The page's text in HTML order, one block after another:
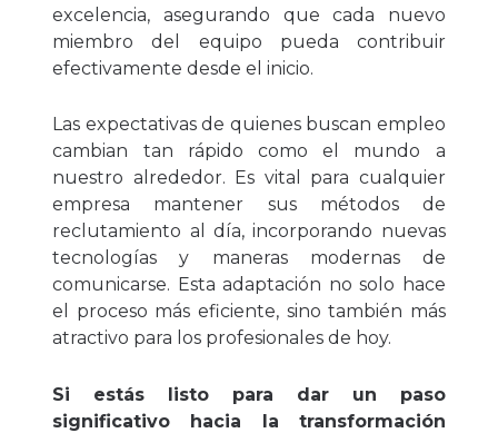
excelencia, asegurando que cada nuevo
miembro del equipo pueda contribuir
efectivamente desde el inicio.
Las expectativas de quienes buscan empleo
cambian tan rápido como el mundo a
nuestro alrededor. Es vital para cualquier
empresa mantener sus métodos de
reclutamiento al día, incorporando nuevas
tecnologías y maneras modernas de
comunicarse. Esta adaptación no solo hace
el proceso más eficiente, sino también más
atractivo para los profesionales de hoy.
Si estás listo para dar un paso
significativo hacia la transformación